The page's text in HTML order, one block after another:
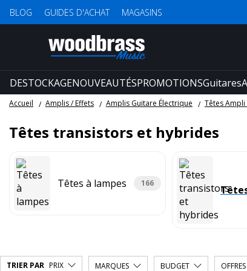
BLOG GUIDES D'ACHAT MAGASINS
DESTOCKAGENOUVEAUTÉSPROMOTIONSGuitares
Accueil Amplis / Effets Amplis Guitare Électrique Têtes Ampli
Têtes transistors et hybrides
Têtes à lampes 166
TRIER PAR PRIX MARQUES BUDGET OFFRES